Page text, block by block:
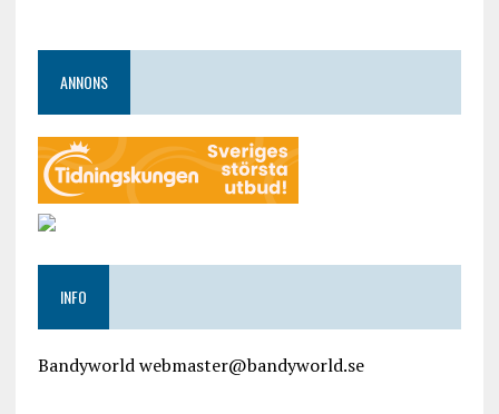
ANNONS
INFO
Bandyworld webmaster@bandyworld.se